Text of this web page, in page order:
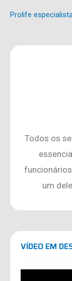
Prolife
Todos os
um
VÍDEO EM